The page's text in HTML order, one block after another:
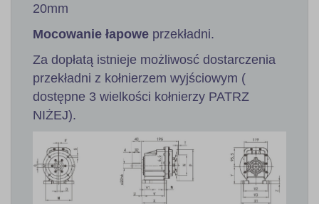
20mm
Mocowanie łapowe przekładni.
Za dopłatą istnieje możliwosć dostarczenia
przekładni z kołnierzem wyjściowym (
dostępne 3 wielkości kołnierzy PATRZ
NIŻEJ).